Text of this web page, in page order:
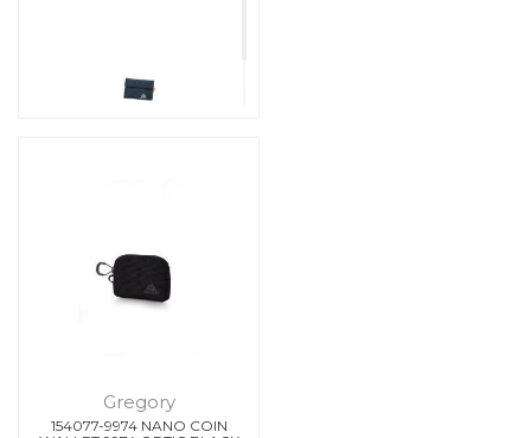
Gregory
154077-9974 NANO COIN